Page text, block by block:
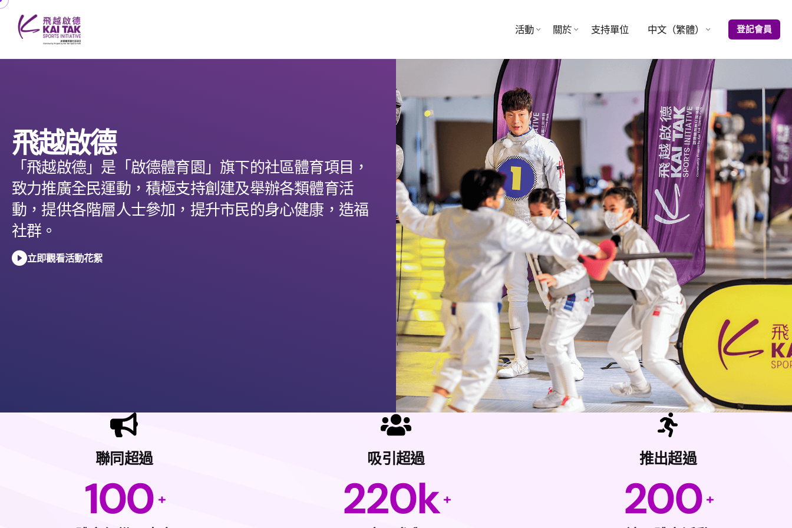
活動 關於 支持單位 中文（繁體） 登記會員
飛越啟德
「飛越啟德」是「啟德體育園」旗下的社區體育項目，
致力推廣全民運動，積極支持創建及舉辦各類體育活
動，提供各階層人士參加，提升市民的身心健康，造福
社群。
立即觀看活動花絮
聯同超過
100
吸引超過
220k
推出超過
200